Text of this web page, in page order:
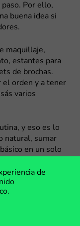
Por ello,
buena idea si
maquillaje,
estantes para
de brochas.
el orden y a tener
varios
y eso es lo
natural, sumar
en un solo
distintasde